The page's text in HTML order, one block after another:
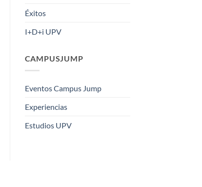
Éxitos
I+D+i UPV
CAMPUSJUMP
Eventos Campus Jump
Experiencias
Estudios UPV